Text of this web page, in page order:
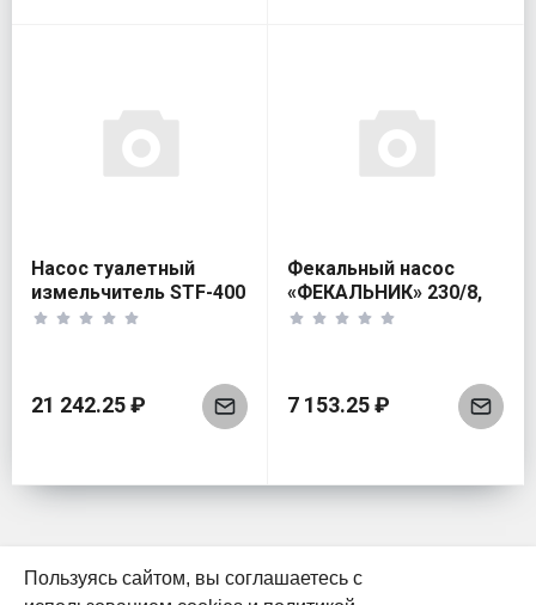
Пользуясь сайтом, вы соглашаетесь с
Насос туалетный
измельчитель STF-400
COMPACT
21 242.25 ₽
Фекальный насос
«ФЕКАЛЬНИК» 230/8,
Джилекс 750 Вт
7 153.25 ₽